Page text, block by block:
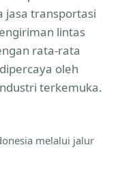
jasa transportasi
lintas
rata-rata
oleh
terkemuka.
melalui jalur